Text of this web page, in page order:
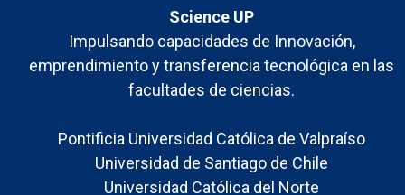
Science UP
Impulsando capacidades de Innovación,
emprendimiento y transferencia tecnológica en las
facultades de ciencias.
Pontificia Universidad Católica de Valpraíso
Universidad de Santiago de Chile
Universidad Católica del Norte